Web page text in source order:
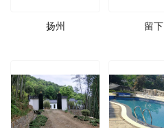
扬州 留下